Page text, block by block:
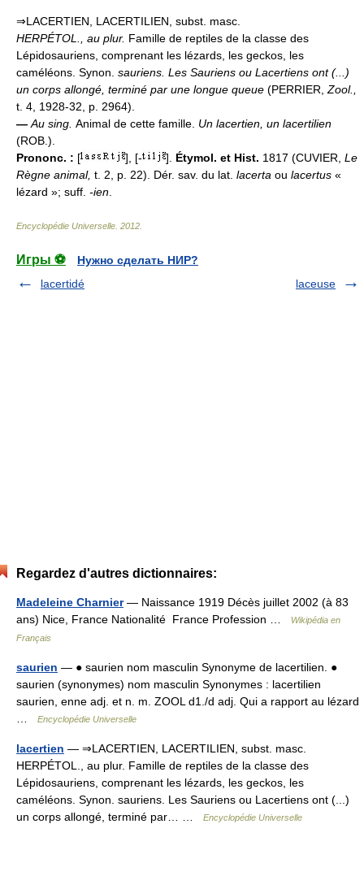
⇒LACERTIEN, LACERTILIEN, subst. masc.
HERPÉTOL., au plur. Famille de reptiles de la classe des
Lépidosauriens, comprenant les lézards, les geckos, les
caméléons. Synon. sauriens. Les Sauriens ou Lacertiens ont (...)
un corps allongé, terminé par une longue queue (PERRIER, Zool.,
t. 4, 1928-32, p. 2964).
— Au sing. Animal de cette famille. Un lacertien, un lacertilien
(ROB.).
Prononc. : [ ], [- ]. Étymol. et Hist. 1817 (CUVIER, Le
Règne animal, t. 2, p. 22). Dér. sav. du lat. lacerta ou lacertus «
lézard »; suff. -ien
Encyclopédie Universelle 2012
Игры ⚽
Нужно сделать НИР?
lacertidé
laceuse
Regardez d'autres dictionnaires:
Madeleine Charnier— Naissance 1919 Décès juillet 2002 (à 83
ans) Nice, France Nationalité France Profession …
Wikipédia en
Français
saurien — ● saurien nom masculin Synonyme de lacertilien. ●
saurien (synonymes) nom masculin Synonymes : lacertilien
saurien, enne adj. et n. m. ZOOL d1./d adj. Qui a rapport au lézard
Encyclopédie Universelle
lacertien — ⇒LACERTIEN, LACERTILIEN, subst. masc.
HERPÉTOL., au plur. Famille de reptiles de la classe des
Lépidosauriens, comprenant les lézards, les geckos, les
caméléons. Synon. sauriens. Les Sauriens ou Lacertiens ont (...)
un corps allongé, terminé par… …
Encyclopédie Universelle